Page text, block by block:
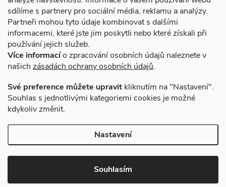
sdílíme s partnery pro sociální média, reklamu a analýzy.
Partneři mohou tyto údaje kombinovat s dalšími
informacemi, které jste jim poskytli nebo které získali při
používání jejich služeb.
Více informacío zpracování osobních údajů naleznete v
našich zásadách ochrany osobních údajů.
Své preference můžete upravit kliknutím na "Nastavení".
Souhlas s jednotlivými kategoriemi cookies je možné
kdykoliv změnit.
Nastavení
Souhlasím
Novinky v programu Alusic
Archiv
Způsoby dopravy
Copyright 2026VSK Profily. Všechna práva vyhrazena.